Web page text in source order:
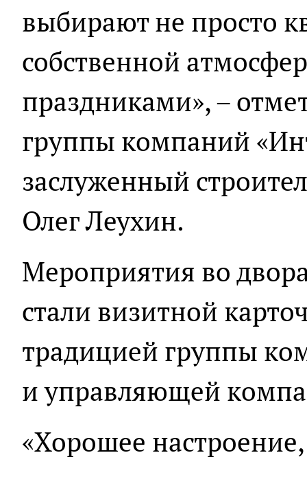
выбирают не просто
собственной
праздниками», –
группы компаний
заслуженный
Олег Леухин.
Мероприятия во
стали визитной
традицией группы
и управляющей
«Хорошее